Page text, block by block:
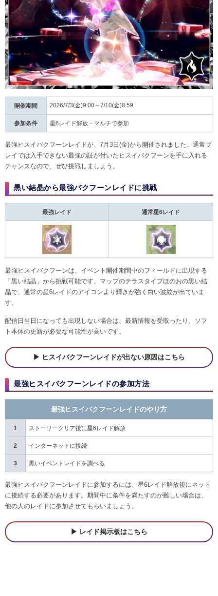
開催期間 2026/7/3(金)9:00～7/10(金)8:59
参加条件 星6レイド解放・マルチで参加
最強ヒスイバクフーンレイドが、7月3日(金)から開催されました。通常プ
レイでは入手できない最強の証が付いたヒスイバクフーンを手に入れる
チャンスなので、ぜひ挑戦しましょう。
黒い結晶から最強バクフーンレイドに挑戦
最強レイド 通常星6レイド
最強ヒスイバクフーンは、イベント開催期間中のフィールドに出現する
「黒い結晶」から挑戦可能です。マップのテラスタイプほのおの黒い結
晶で、通常の星6レイドのアイコンより輝きが強く白い波紋が出ていま
す。
配信日当日になっても出現しない場合は、最新情報を受取ったり、ソフ
ト本体の更新が必要な可能性が高いです。
ヒスイバクフーンレイドが出ない原因はこちら
最強ヒスイバクフーンレイドの参加方法
最強ヒスイバクフーンレイドのやり方
1 ストーリークリア後に星6レイド解放
2 インターネットに接続
3 黒いイベントレイドを調べる
最強ヒスイバクフーンレイドに参加するには、星6レイド解放後にネット
に接続する必要があります。期間中に条件を満たすのが難しい場合は、
他の人のレイドに参加させてもらいましょう。
レイド掲示板はこちら